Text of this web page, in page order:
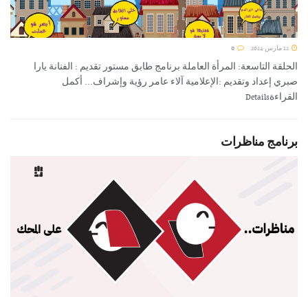
الحلقة التاسعة: المرأة العاملة برنامج طابق مستور تقديم : الفنانة يارا
صبري إعداد وتقديم :الإعلامية آلاء عامر رؤية وإشراف... أكمل
القراءةDetails
برنامج مناظرات